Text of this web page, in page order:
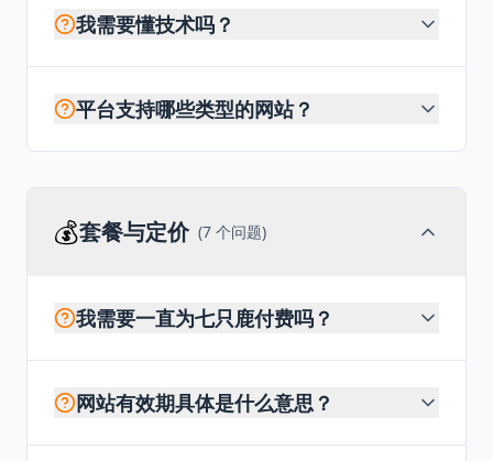
我需要懂技术吗？
平台支持哪些类型的网站？
💰套餐与定价 (7 个问题)
我需要一直为七只鹿付费吗？
网站有效期具体是什么意思？